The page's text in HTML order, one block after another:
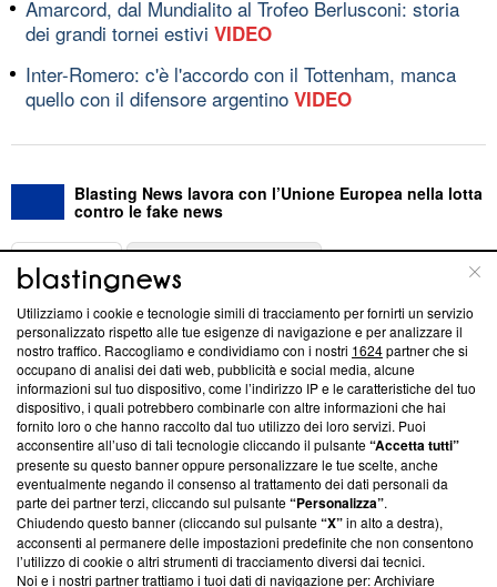
Amarcord, dal Mundialito al Trofeo Berlusconi: storia
dei grandi tornei estivi VIDEO
Inter-Romero: c'è l'accordo con il Tottenham, manca
quello con il difensore argentino VIDEO
Blasting News lavora con l’Unione Europea nella lotta
contro le fake news
ABOUT
Questa sezione offre informazioni trasparenti su Blasting
News, sui nostri processi editoriali e su come ci impegniamo a
creare news di qualità. Inoltre, afferma la nostra aderenza a
‘Trust Project - News with Integrity’Blasting News non è
ancora membro del programma, ma ha richiesto di farne
parte; Trust Project non ha ancora effettuato una verifica di
conformità agli standard.
Su di noi
Team editoriale
Utilizziamo i cookie e tecnologie simili di tracciamento per fornirti un servizio
personalizzato rispetto alle tue esigenze di navigazione e per analizzare il
nostro traffico. Raccogliamo e condividiamo con i nostri 1624partner che si
occupano di analisi dei dati web, pubblicità e social media, alcune
informazioni sul tuo dispositivo, come l’indirizzo IP e le caratteristiche del tuo
dispositivo, i quali potrebbero combinarle con altre informazioni che hai
fornito loro o che hanno raccolto dal tuo utilizzo dei loro servizi. Puoi
acconsentire all’uso di tali tecnologie cliccando il pulsante“Accetta tutti”
presente su questo banner oppure personalizzare le tue scelte, anche
eventualmente negando il consenso al trattamento dei dati personali da
parte dei partner terzi, cliccando sul pulsante“Personalizza”.
Chiudendo questo banner (cliccando sul pulsante“X”in alto a destra),
acconsenti al permanere delle impostazioni predefinite che non consentono
l’utilizzo di cookie o altri strumenti di tracciamento diversi dai tecnici.
Noi e i nostri partner trattiamo i tuoi dati di navigazione per: Archiviare